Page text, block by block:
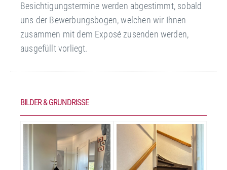
Besichtigungstermine werden abgestimmt, sobald
uns der Bewerbungsbogen, welchen wir Ihnen
zusammen mit dem Exposé zusenden werden,
ausgefüllt vorliegt.
BILDER & GRUNDRISSE